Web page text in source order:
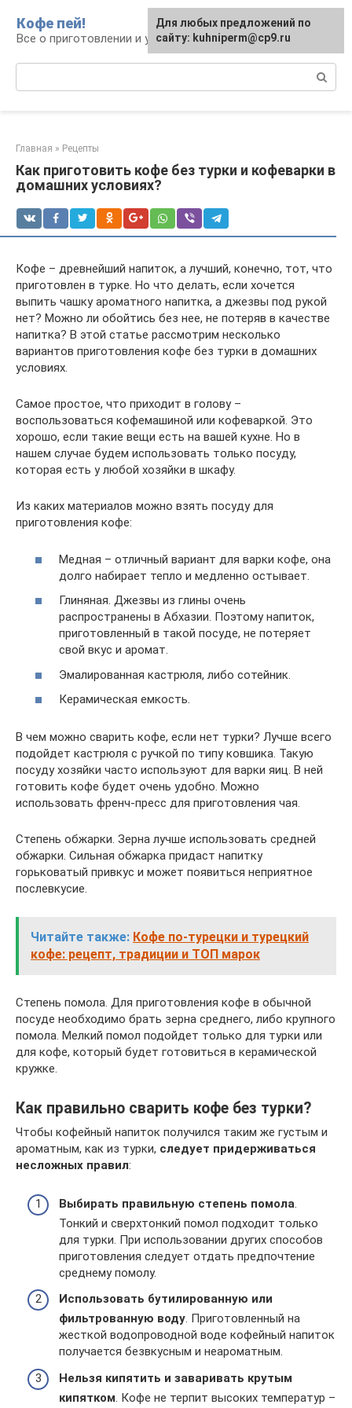
контенту
Кофе пей!
Все о приготовлении и употреблении кофе
Главная » Рецепты
Как приготовить кофе без турки и кофеварки в
домашних условиях?
Кофе – древнейший напиток, а лучший, конечно, тот, что
приготовлен в турке. Но что делать, если хочется
выпить чашку ароматного напитка, а джезвы под рукой
нет? Можно ли обойтись без нее, не потеряв в качестве
напитка? В этой статье рассмотрим несколько
вариантов приготовления кофе без турки в домашних
условиях.
Самое простое, что приходит в голову –
воспользоваться кофемашиной или кофеваркой. Это
хорошо, если такие вещи есть на вашей кухне. Но в
нашем случае будем использовать только посуду,
которая есть у любой хозяйки в шкафу.
Из каких материалов можно взять посуду для
приготовления кофе:
Медная – отличный вариант для варки кофе, она
долго набирает тепло и медленно остывает.
Глиняная. Джезвы из глины очень
распространены в Абхазии. Поэтому напиток,
приготовленный в такой посуде, не потеряет
свой вкус и аромат.
Эмалированная кастрюля, либо сотейник.
Керамическая емкость.
В чем можно сварить кофе, если нет турки? Лучше всего
подойдет кастрюля с ручкой по типу ковшика. Такую
посуду хозяйки часто используют для варки яиц. В ней
готовить кофе будет очень удобно. Можно
использовать френч-пресс для приготовления чая.
Степень обжарки. Зерна лучше использовать средней
обжарки. Сильная обжарка придаст напитку
горьковатый привкус и может появиться неприятное
послевкусие.
Читайте также: Кофе по-турецки и турецкий
кофе: рецепт, традиции и ТОП марок
Степень помола. Для приготовления кофе в обычной
посуде необходимо брать зерна среднего, либо крупного
помола. Мелкий помол подойдет только для турки или
для кофе, который будет готовиться в керамической
кружке.
Как правильно сварить кофе без турки?
Чтобы кофейный напиток получился таким же густым и
ароматным, как из турки, следует придерживаться
несложных правил:
Выбирать правильную степень помола
Тонкий и сверхтонкий помол подходит только
для турки. При использовании других способов
приготовления следует отдать предпочтение
среднему помолу.
Использовать бутилированную или
фильтрованную воду. Приготовленный на
жесткой водопроводной воде кофейный напиток
получается безвкусным и неароматным.
Нельзя кипятить и заваривать крутым
кипятком . Кофе не терпит высоких температур –
Для любых предложений по
сайту: kuhniperm@cp9.ru